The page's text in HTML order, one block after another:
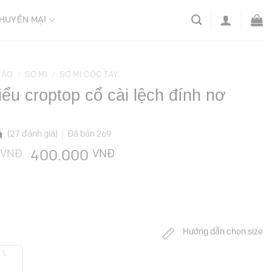
MẠI
ÁO SƠ MI SƠ MI CỘC TAY
croptop cổ cài lệch đính nơ
(27 đánh giá) Đã bán 269
VNĐ
Giá
400.000 VNĐ
Hướng dẫn chọn size
L